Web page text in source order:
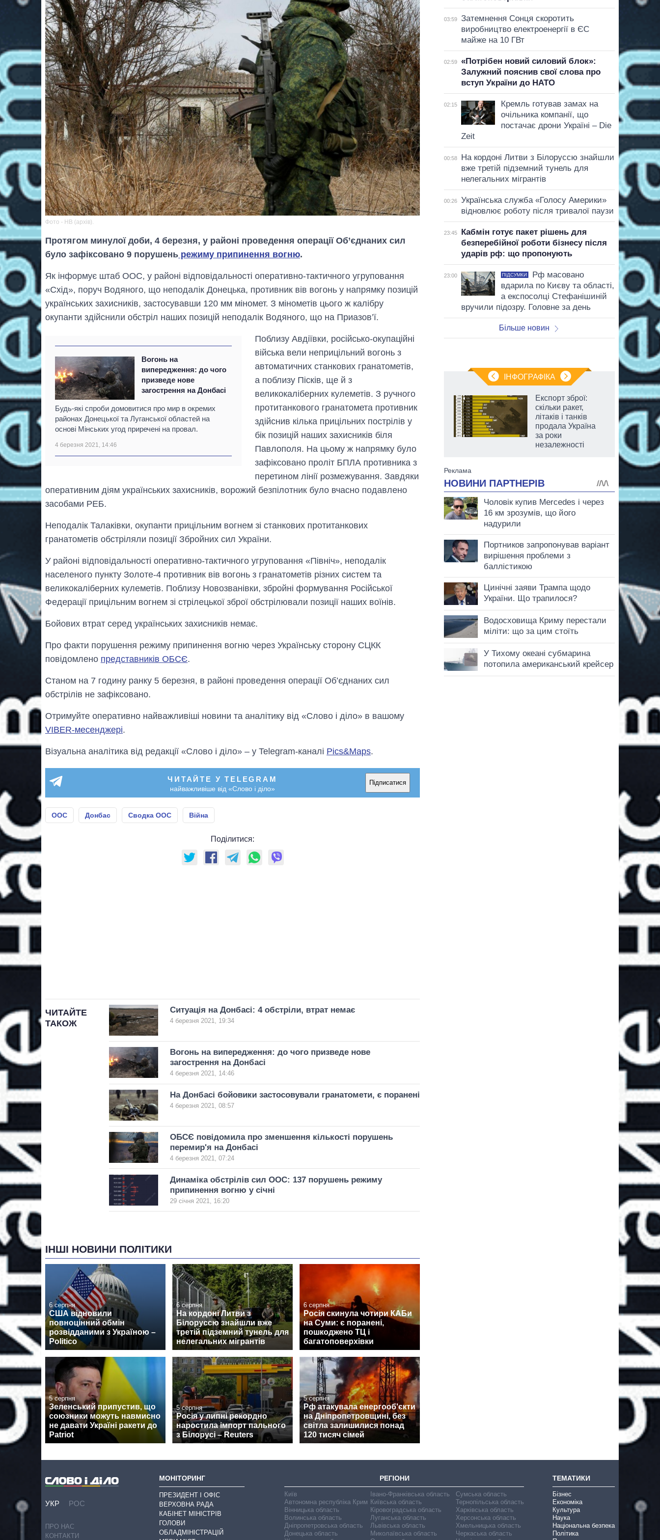
Фото - НВ (архів).
Протягом минулої доби, 4 березня, у районі проведення операції Об’єднаних сил
було зафіксовано 9 порушень режиму припинення вогню.
Як інформує штаб ООС, у районі відповідальності оперативно-тактичного угруповання
«Схід», поруч Водяного, що неподалік Донецька, противник вів вогонь у напрямку позицій
українських захисників, застосувавши 120 мм міномет. З мінометів цього ж калібру
окупанти здійснили обстріл наших позицій неподалік Водяного, що на Приазов’ї.
Вогонь на
випередження: до чого
призведе нове
загострення на Донбасі
Будь-які спроби домовитися про мир в окремих
районах Донецької та Луганської областей на
основі Мінських угод приречені на провал.
4 березня 2021, 14:46
Поблизу Авдіївки, російсько-окупаційні
війська вели неприцільний вогонь з
автоматичних станкових гранатометів,
а поблизу Пісків, ще й з
великокаліберних кулеметів. З ручного
протитанкового гранатомета противник
здійснив кілька прицільних пострілів у
бік позицій наших захисників біля
Павлополя. На цьому ж напрямку було
зафіксовано проліт БПЛА противника з
перетином лінії розмежування. Завдяки
оперативним діям українських захисників, ворожий безпілотник було вчасно подавлено
засобами РЕБ.
Неподалік Талаківки, окупанти прицільним вогнем зі станкових протитанкових
гранатометів обстріляли позиції Збройних сил України.
У районі відповідальності оперативно-тактичного угруповання «Північ», неподалік
населеного пункту Золоте-4 противник вів вогонь з гранатометів різних систем та
великокаліберних кулеметів. Поблизу Новозванівки, збройні формування Російської
Федерації прицільним вогнем зі стрілецької зброї обстрілювали позиції наших воїнів.
Бойових втрат серед українських захисників немає.
Про факти порушення режиму припинення вогню через Українську сторону СЦКК
повідомлено представників ОБСЄ.
Станом на 7 годину ранку 5 березня, в районі проведення операції Об’єднаних сил
обстрілів не зафіксовано.
Отримуйте оперативно найважливіші новини та аналітику від «Слово і діло» в вашому
VIBER-месенджері.
Візуальна аналітика від редакції «Слово і діло» – у Telegram-каналі Pics&Maps.
ЧИТАЙТЕ У TELEGRAM
найважливіше від «Слово і діло»
Підписатися
ООС Донбас Сводка ООС Війна
Поділитися:
ЧИТАЙТЕ
ТАКОЖ
Ситуація на Донбасі: 4 обстріли, втрат немає
4 березня 2021, 19:34
Вогонь на випередження: до чого призведе нове
загострення на Донбасі
4 березня 2021, 14:46
На Донбасі бойовики застосовували гранатомети, є поранені
4 березня 2021, 08:57
ОБСЄ повідомила про зменшення кількості порушень
перемир'я на Донбасі
4 березня 2021, 07:24
Динаміка обстрілів сил ООС: 137 порушень режиму
припинення вогню у січні
29 січня 2021, 16:20
ІНШІ НОВИНИ ПОЛІТИКИ
6 серпня
США відновили
повноцінний обмін
розвідданими з Україною –
Politico
6 серпня
На кордоні Литви з
Білоруссю знайшли вже
третій підземний тунель для
нелегальних мігрантів
6 серпня
Росія скинула чотири КАБи
на Суми: є поранені,
пошкоджено ТЦ і
багатоповерхівки
5 серпня
Зеленський припустив, що
союзники можуть навмисно
не давати Україні ракети до
Patriot
5 серпня
Росія у липні рекордно
наростила імпорт пального
з Білорусі – Reuters
5 серпня
Рф атакувала енергооб'єкти
на Дніпропетровщині, без
світла залишилися понад
120 тисяч сімей
03:59
Затемнення Сонця скоротить
виробництво електроенергії в ЄС
майже на 10 ГВт
02:59
«Потрібен новий силовий блок»:
Залужний пояснив свої слова про
вступ України до НАТО
02:15
Кремль готував замах на
очільника компанії, що
постачає дрони Україні – Die
Zeit
00:58
На кордоні Литви з Білоруссю знайшли
вже третій підземний тунель для
нелегальних мігрантів
00:26
Українська служба «Голосу Америки»
відновлює роботу після тривалої паузи
23:45
Кабмін готує пакет рішень для
безперебійної роботи бізнесу після
ударів рф: що пропонують
23:00 ПІДСУМКИ
Рф масовано
вдарила по Києву та області,
а експосолці Стефанішиній
вручили підозру. Головне за день
Більше новин
ІНФОГРАФІКА
Вісім масованих
ударів по Україні
за літо: Київ та
область стали
головною ціллю
Експорт зброї:
скільки ракет,
літаків і танків
продала Україна
за роки
незалежності
УКР РОС
ПРО НАС
КОНТАКТИ
МОНІТОРИНГ
ПРЕЗИДЕНТ І ОФІС
ВЕРХОВНА РАДА
КАБІНЕТ МІНІСТРІВ
ГОЛОВИ
ОБЛАДМІНІСТРАЦІЙ
РЕГІОНИ
Київ
Автономна республіка Крим
Вінницька область
Волинська область
Дніпропетровська область
Донецька область
Івано-Франківська область
Київська область
Кіровоградська область
Луганська область
Львівська область
Миколаївська область
Сумська область
Тернопільська область
Харківська область
Херсонська область
Хмельницька область
Черкаська область
ТЕМАТИКИ
Бізнес
Економіка
Культура
Наука
Національна безпека
Політика